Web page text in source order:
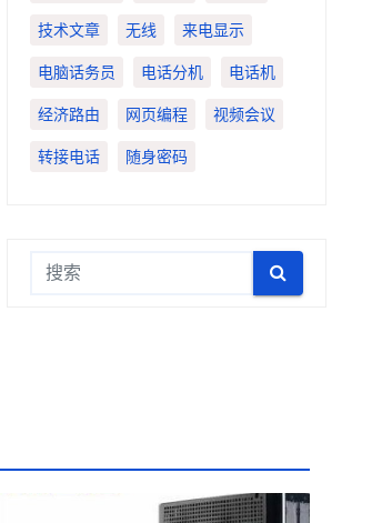
技术文章 无线 来电显示
电脑话务员 电话分机 电话机
经济路由 网页编程 视频会议
转接电话 随身密码